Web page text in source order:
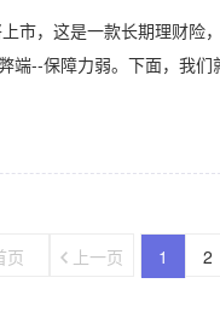
市，这是一款长期理财险
端--保障力弱。下面，我
页 上一页 1 2